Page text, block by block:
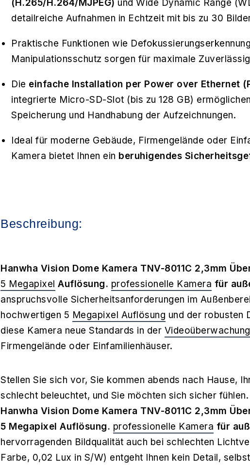
(H.265/H.264/MJPEG) und Wide Dynamic Range
detailreiche Aufnahmen in Echtzeit mit bis zu 30
Praktische Funktionen wie
Manipulationsschutz sorgen für maximale
Die einfache Installation per Power over Ethernet
integrierte Micro-SD-Slot (bis zu 128 GB)
Speicherung und Handhabung der Aufzeichnungen.
Ideal für moderne Gebäude, Firmengelände oder
Kamera bietet Ihnen ein beruhigendes
Beschreibung:
Hanwha Vision Dome Kamera TNV-8011C 2,3mm
5 Megapixel Auflösung. professionelle Kamera für
anspruchsvolle Sicherheitsanforderungen im
hochwertigen 5 Megapixel Auflösung und der robusten
diese Kamera neue Standards in der Videoüberwachung
Firmengelände oder Einfamilienhäuser.
Stellen Sie sich vor, Sie kommen abends nach Hause,
schlecht beleuchtet, und Sie möchten sich sicher
Hanwha Vision Dome Kamera TNV-8011C 2,3mm
5 Megapixel Auflösung. professionelle Kamera für
hervorragenden Bildqualität auch bei schlechten
Farbe, 0,02 Lux in S/W) entgeht Ihnen kein Detail,